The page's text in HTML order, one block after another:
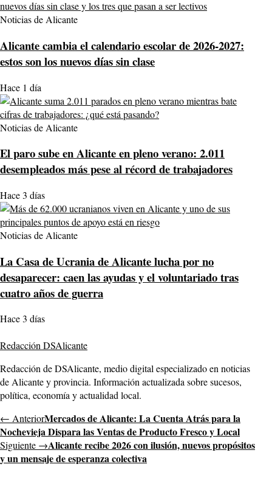
Noticias de Alicante
Alicante cambia el calendario escolar de 2026-2027:
estos son los nuevos días sin clase
Hace 1 día
Noticias de Alicante
El paro sube en Alicante en pleno verano: 2.011
desempleados más pese al récord de trabajadores
Hace 3 días
Noticias de Alicante
La Casa de Ucrania de Alicante lucha por no
desaparecer: caen las ayudas y el voluntariado tras
cuatro años de guerra
Hace 3 días
Redacción DSAlicante
Redacción de DSAlicante, medio digital especializado en noticias
de Alicante y provincia. Información actualizada sobre sucesos,
política, economía y actualidad local.
← AnteriorMercados de Alicante: La Cuenta Atrás para la
Nochevieja Dispara las Ventas de Producto Fresco y Local
Siguiente →Alicante recibe 2026 con ilusión, nuevos propósitos
y un mensaje de esperanza colectiva